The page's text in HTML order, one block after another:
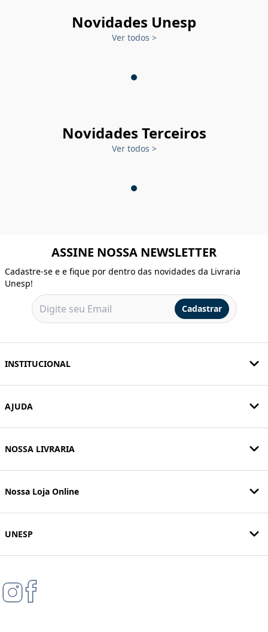
Novidades Unesp
Ver todos >
Novidades Terceiros
Ver todos >
ASSINE NOSSA NEWSLETTER
Cadastre-se e e fique por dentro das novidades da Livraria
Unesp!
Cadastrar
INSTITUCIONAL
AJUDA
NOSSA LIVRARIA
Nossa Loja Online
UNESP